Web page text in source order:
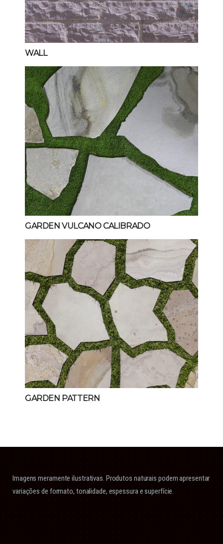
WALL
GARDEN VULCANO CALIBRADO
GARDEN PATTERN
Imagens meramente ilustrativas. Produtos naturais podem apresentar
variações de formato, tonalidade, espessura e superfície.